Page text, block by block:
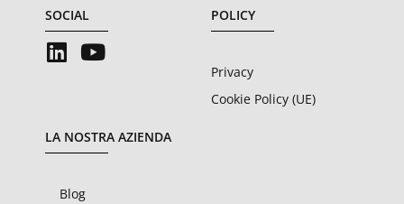
SOCIAL POLICY
Privacy
Cookie Policy (UE)
LA NOSTRA AZIENDA
Blog